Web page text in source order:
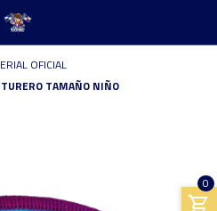
0
OFICIAL
TAMAÑO NIÑO